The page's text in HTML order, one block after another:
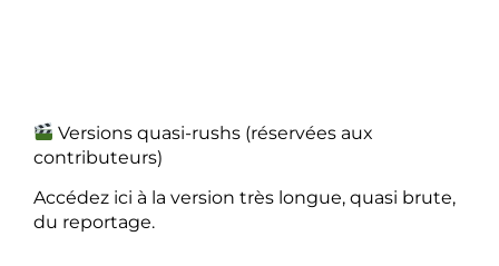
Versions quasi-rushs (réservées aux
contributeurs)
Accédez ici à la version très longue, quasi brute,
du reportage.